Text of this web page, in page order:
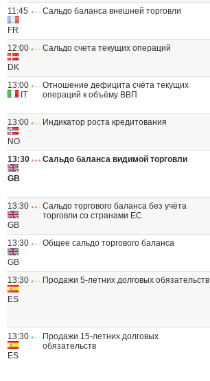
11:45
FR
Сальдо баланса внешней торговли
12:00
DK
Сальдо счета текущих операций
13:00
IT
Отношение дефицита счёта текущих
операций к объёму ВВП
13:00
NO
Индикатор роста кредитования
13:30
GB
Сальдо баланса видимой торговли
13:30
GB
Сальдо торгового баланса без учёта
торговли со странами ЕС
13:30
GB
Общее сальдо торгового баланса
13:30
ES
Продажи 5-летних долговых обязательств
13:30
ES
Продажи 15-летних долговых
обязательств